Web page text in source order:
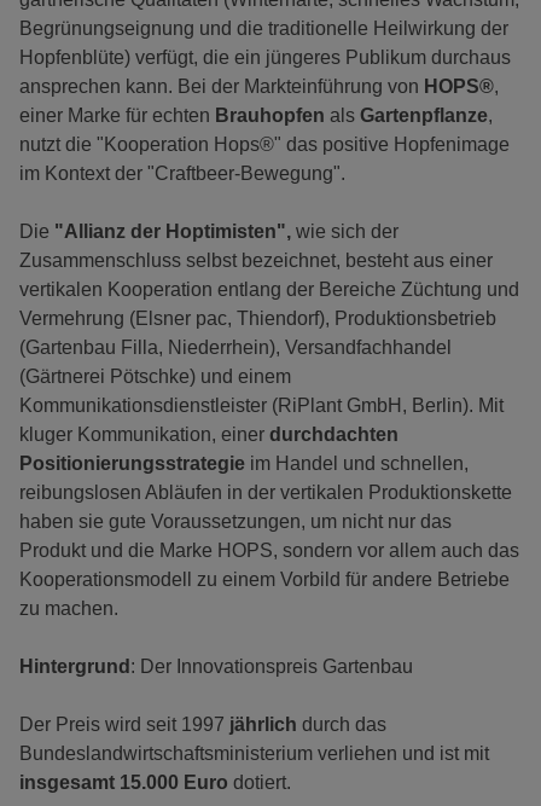
Begrünungseignung und die traditionelle Heilwirkung der
Hopfenblüte) verfügt, die ein jüngeres Publikum durchaus
ansprechen kann. Bei der Markteinführung von HOPS®,
einer Marke für echten Brauhopfen als Gartenpflanze,
nutzt die "Kooperation Hops®" das positive Hopfenimage
im Kontext der "Craftbeer-Bewegung".
Die "Allianz der Hoptimisten", wie sich der
Zusammenschluss selbst bezeichnet, besteht aus einer
vertikalen Kooperation entlang der Bereiche Züchtung und
Vermehrung (Elsner pac, Thiendorf), Produktionsbetrieb
(Gartenbau Filla, Niederrhein), Versandfachhandel
(Gärtnerei Pötschke) und einem
Kommunikationsdienstleister (RiPlant GmbH, Berlin). Mit
kluger Kommunikation, einer durchdachten
Positionierungsstrategie im Handel und schnellen,
reibungslosen Abläufen in der vertikalen Produktionskette
haben sie gute Voraussetzungen, um nicht nur das
Produkt und die Marke HOPS, sondern vor allem auch das
Kooperationsmodell zu einem Vorbild für andere Betriebe
zu machen.
Hintergrund : Der Innovationspreis Gartenbau
Der Preis wird seit 1997 jährlich durch das
Bundeslandwirtschaftsministerium verliehen und ist mit
insgesamt 15.000 Euro dotiert.